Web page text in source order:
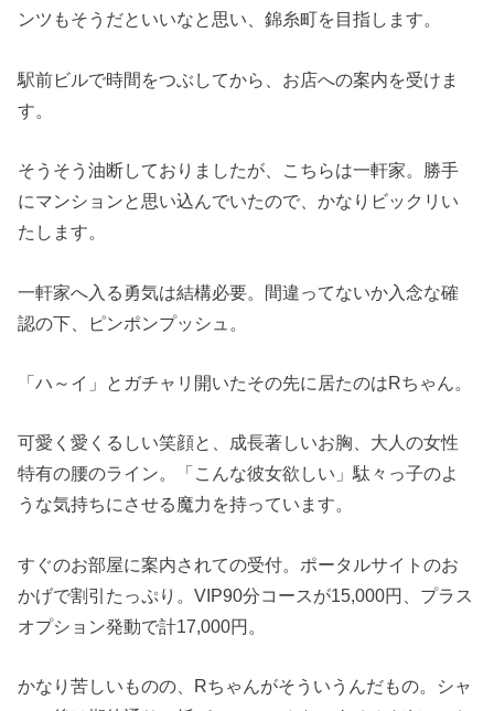
ンツもそうだといいなと思い、錦糸町を目指します。
駅前ビルで時間をつぶしてから、お店への案内を受けま
す。
そうそう油断しておりましたが、こちらは一軒家。勝手
にマンションと思い込んでいたので、かなりビックリい
たします。
一軒家へ入る勇気は結構必要。間違ってないか入念な確
認の下、ピンポンプッシュ。
「ハ～イ」とガチャリ開いたその先に居たのはRちゃん。
可愛く愛くるしい笑顔と、成長著しいお胸、大人の女性
特有の腰のライン。「こんな彼女欲しい」駄々っ子のよ
うな気持ちにさせる魔力を持っています。
すぐのお部屋に案内されての受付。ポータルサイトのお
かげで割引たっぷり。VIP90分コースが15,000円、プラス
オプション発動で計17,000円。
かなり苦しいものの、Rちゃんがそういうんだもの。シャ